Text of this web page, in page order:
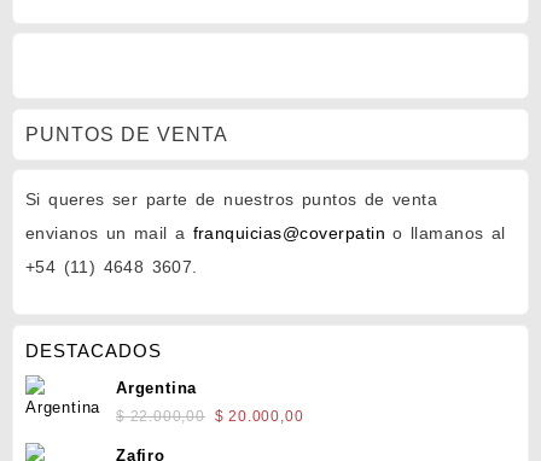
PUNTOS DE VENTA
Si queres ser parte de nuestros puntos de venta
envianos un mail a franquicias@coverpatin o llamanos al
+54 (11) 4648 3607.
DESTACADOS
Argentina
$22.000,00 El
$ 20.000,00El
Zafiro